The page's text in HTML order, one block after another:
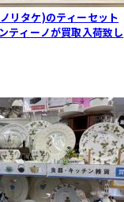
タケ)のティーセット
ティーノが買取入荷致し